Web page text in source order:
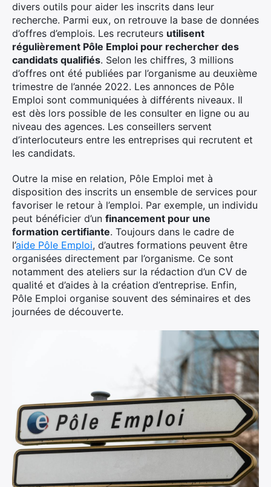
divers outils pour aider les inscrits dans leur
recherche. Parmi eux, on retrouve la base de données
d’offres d’emplois. Les recruteurs utilisent
régulièrement Pôle Emploi pour rechercher des
candidats qualifiés. Selon les chiffres, 3 millions
d’offres ont été publiées par l’organisme au deuxième
trimestre de l’année 2022. Les annonces de Pôle
Emploi sont communiquées à différents niveaux. Il
est dès lors possible de les consulter en ligne ou au
niveau des agences. Les conseillers servent
d’interlocuteurs entre les entreprises qui recrutent et
les candidats.
Outre la mise en relation, Pôle Emploi met à
disposition des inscrits un ensemble de services pour
favoriser le retour à l’emploi. Par exemple, un individu
peut bénéficier d’un financement pour une
formation certifiante. Toujours dans le cadre de
l’aide Pôle Emploi, d’autres formations peuvent être
organisées directement par l’organisme. Ce sont
notamment des ateliers sur la rédaction d’un CV de
qualité et d’aides à la création d’entreprise. Enfin,
Pôle Emploi organise souvent des séminaires et des
journées de découverte.